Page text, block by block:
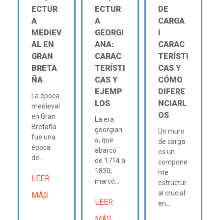
ECTUR
A
MEDIEV
AL EN
GRAN
BRETA
ÑA
La época
medieval
en Gran
Bretaña
fue una
época
de...
LEER
MÁS
ECTUR
A
GEORGI
ANA:
CARAC
TERÍSTI
CAS Y
EJEMP
LOS
La era
georgian
a, que
abarcó
de 1714 a
1830,
marcó...
LEER
DE
CARGA
Ι
CARAC
TERÍSTI
CAS Y
CÓMO
DIFERE
NCIARL
OS
Un muro
de carga
es un
compone
nte
estructur
al crucial
en...